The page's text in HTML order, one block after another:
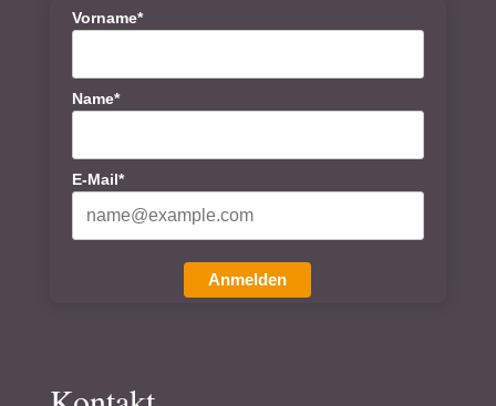
Vorname*
Name*
E-Mail*
Anmelden